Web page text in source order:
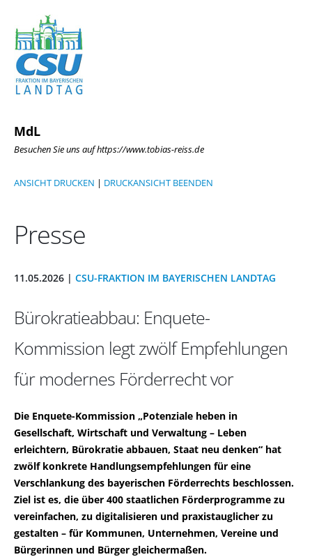
MdL
Besuchen Sie uns auf https://www.tobias-reiss.de
ANSICHT DRUCKEN | DRUCKANSICHT BEENDEN
Presse
11.05.2026 | CSU-FRAKTION IM BAYERISCHEN LANDTAG
Bürokratieabbau: Enquete-
Kommission legt zwölf Empfehlungen
für modernes Förderrecht vor
Die Enquete-Kommission „Potenziale heben in
Gesellschaft, Wirtschaft und Verwaltung – Leben
erleichtern, Bürokratie abbauen, Staat neu denken“ hat
zwölf konkrete Handlungsempfehlungen für eine
Verschlankung des bayerischen Förderrechts beschlossen.
Ziel ist es, die über 400 staatlichen Förderprogramme zu
vereinfachen, zu digitalisieren und praxistauglicher zu
gestalten – für Kommunen, Unternehmen, Vereine und
Bürgerinnen und Bürger gleichermaßen.